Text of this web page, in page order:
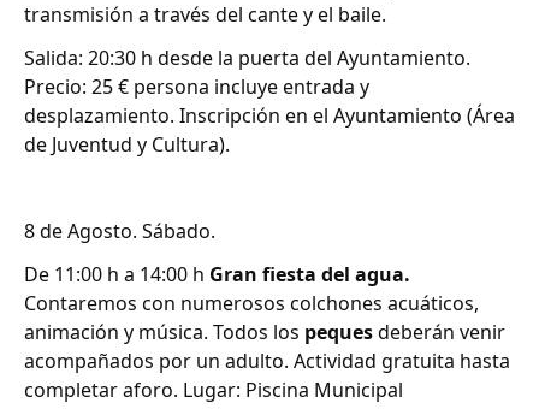
transmisión a través del cante y el baile.
Salida: 20:30 h desde la puerta del Ayuntamiento.
Precio: 25 € persona incluye entrada y
desplazamiento. Inscripción en el Ayuntamiento (Área
de Juventud y Cultura).
8 de Agosto. Sábado.
De 11:00 h a 14:00 h Gran fiesta del agua.
Contaremos con numerosos colchones acuáticos,
animación y música. Todos los pequesdeberán venir
acompañados por un adulto. Actividad gratuita hasta
completar aforo. Lugar: Piscina Municipal